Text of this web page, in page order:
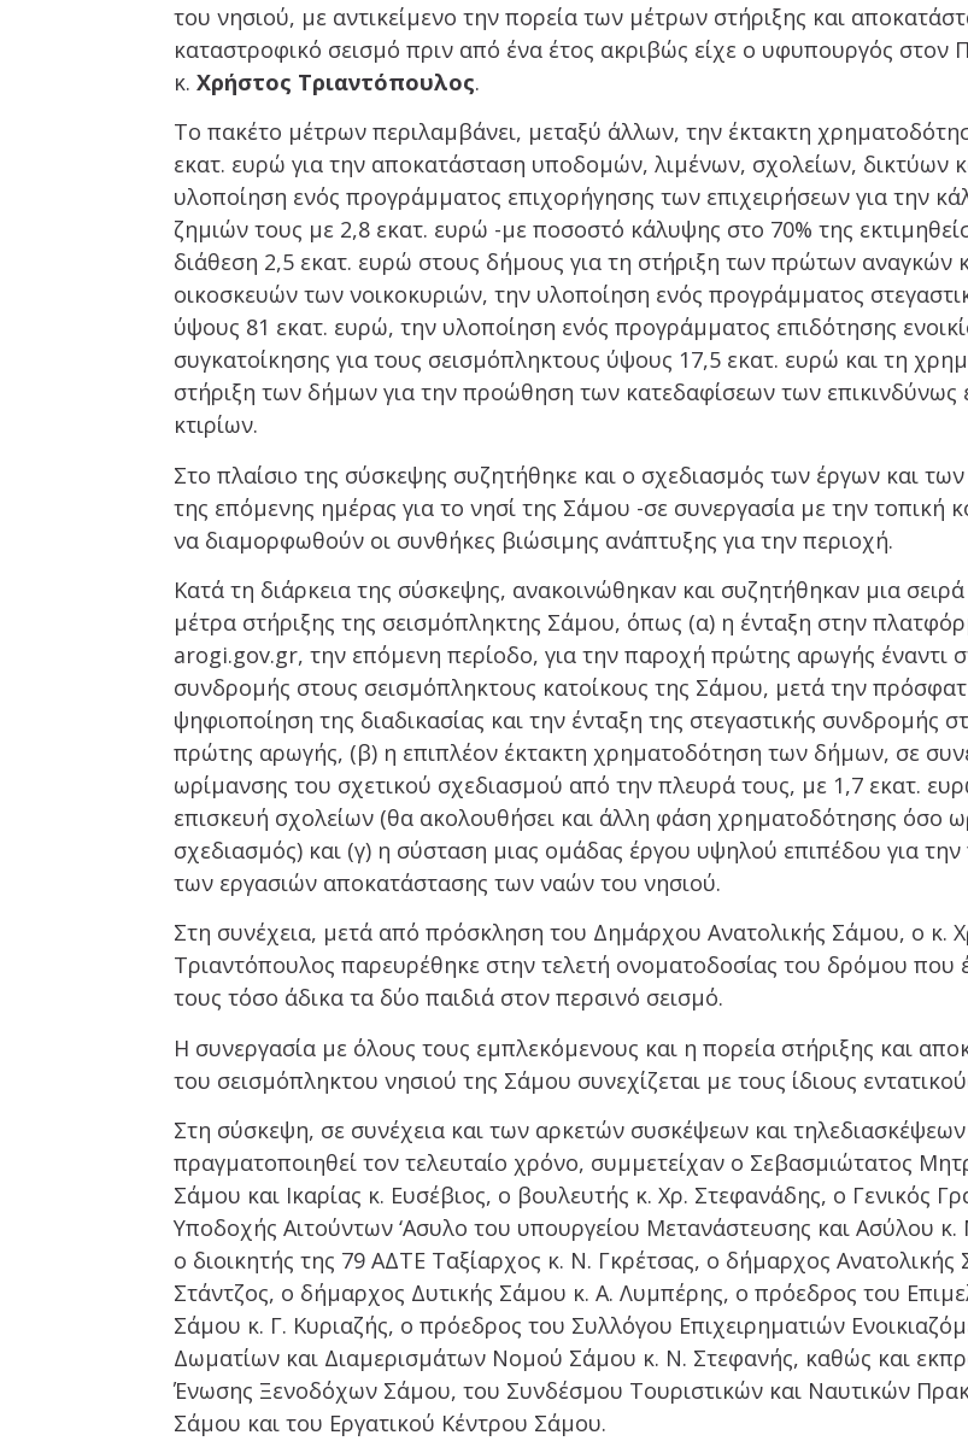
του νησιού, με αντικείμενο την πορεία των μέτρων στήριξης και
καταστροφικό σεισμό πριν από ένα έτος ακριβώς είχε ο υφυπουργός
κ.Χρήστος Τριαντόπουλος.
Το πακέτο μέτρων περιλαμβάνει, μεταξύ άλλων, την έκτακτη
εκατ. ευρώ για την αποκατάσταση υποδομών, λιμένων, σχολείων, δικτύων
υλοποίηση ενός προγράμματος επιχορήγησης των επιχειρήσεων για την
ζημιών τους με 2,8 εκατ. ευρώ -με ποσοστό κάλυψης στο 70% της
διάθεση 2,5 εκατ. ευρώ στους δήμους για τη στήριξη των πρώτων αναγκών
οικοσκευών των νοικοκυριών, την υλοποίηση ενός προγράμματος
ύψους 81 εκατ. ευρώ, την υλοποίηση ενός προγράμματος επιδότησης
συγκατοίκησης για τους σεισμόπληκτους ύψους 17,5 εκατ. ευρώ και τη
στήριξη των δήμων για την προώθηση των κατεδαφίσεων των επικινδύνως
κτιρίων.
Στο πλαίσιο της σύσκεψης συζητήθηκε και ο σχεδιασμός των έργων και
της επόμενης ημέρας για το νησί της Σάμου -σε συνεργασία με την τοπική
να διαμορφωθούν οι συνθήκες βιώσιμης ανάπτυξης για την περιοχή.
Κατά τη διάρκεια της σύσκεψης, ανακοινώθηκαν και συζητήθηκαν μια
μέτρα στήριξης της σεισμόπληκτης Σάμου, όπως (α) η ένταξη στην
arogi.gov.gr, την επόμενη περίοδο, για την παροχή πρώτης αρωγής έναντι
συνδρομής στους σεισμόπληκτους κατοίκους της Σάμου, μετά την
ψηφιοποίηση της διαδικασίας και την ένταξη της στεγαστικής συνδρομής
πρώτης αρωγής, (β) η επιπλέον έκτακτη χρηματοδότηση των δήμων, σε
ωρίμανσης του σχετικού σχεδιασμού από την πλευρά τους, με 1,7 εκατ.
επισκευή σχολείων (θα ακολουθήσει και άλλη φάση χρηματοδότησης όσο
σχεδιασμός) και (γ) η σύσταση μιας ομάδας έργου υψηλού επιπέδου για
των εργασιών αποκατάστασης των ναών του νησιού.
Στη συνέχεια, μετά από πρόσκληση του Δημάρχου Ανατολικής Σάμου, ο κ.
Τριαντόπουλος παρευρέθηκε στην τελετή ονοματοδοσίας του δρόμου που
τους τόσο άδικα τα δύο παιδιά στον περσινό σεισμό.
Η συνεργασία με όλους τους εμπλεκόμενους και η πορεία στήριξης και
του σεισμόπληκτου νησιού της Σάμου συνεχίζεται με τους ίδιους
Στη σύσκεψη, σε συνέχεια και των αρκετών συσκέψεων και
πραγματοποιηθεί τον τελευταίο χρόνο, συμμετείχαν ο Σεβασμιώτατος
Σάμου και Ικαρίας κ. Ευσέβιος, ο βουλευτής κ. Χρ. Στεφανάδης, ο Γενικός
Υποδοχής Αιτούντων ‘Ασυλο του υπουργείου Μετανάστευσης και Ασύλου κ.
ο διοικητής της 79 ΑΔΤΕ Ταξίαρχος κ. Ν. Γκρέτσας, ο δήμαρχος Ανατολικής
Στάντζος, ο δήμαρχος Δυτικής Σάμου κ. Α. Λυμπέρης, ο πρόεδρος του
Σάμου κ. Γ. Κυριαζής, ο πρόεδρος του Συλλόγου Επιχειρηματιών
Δωματίων και Διαμερισμάτων Νομού Σάμου κ. Ν. Στεφανής, καθώς και
Ένωσης Ξενοδόχων Σάμου, του Συνδέσμου Τουριστικών και Ναυτικών
Σάμου και του Εργατικού Κέντρου Σάμου.